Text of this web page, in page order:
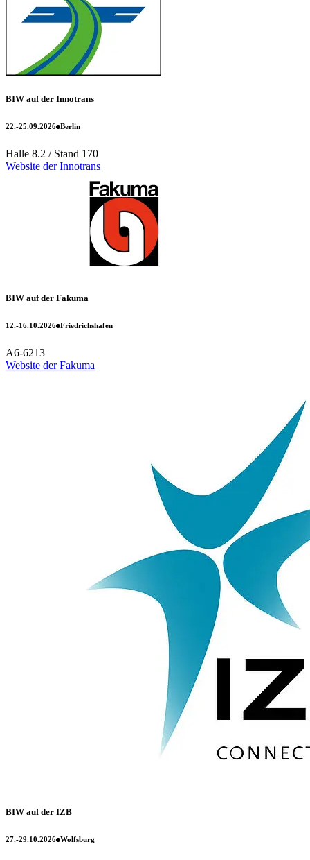
BIW auf der Innotrans
22.-25.09.2026 Berlin
Halle 8.2 / Stand 170
Website der Innotrans
BIW auf der Fakuma
12.-16.10.2026 Friedrichshafen
A6-6213
Website der Fakuma
BIW auf der IZB
27.-29.10.2026 Wolfsburg